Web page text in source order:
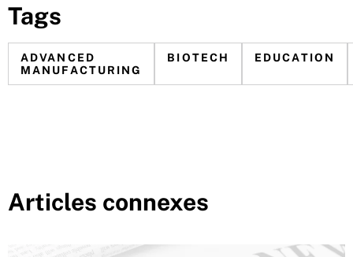
Tags
ADVANCED
MANUFACTURING
BIOTECH EDUCATION
Articles connexes